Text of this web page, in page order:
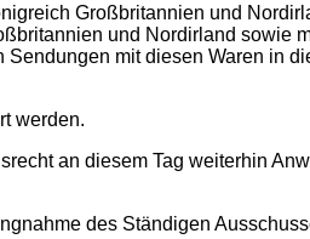
Großbritannien und
und Nordirland
mit diesen Waren in
werden.
an diesem Tag weiterhin
des Ständigen